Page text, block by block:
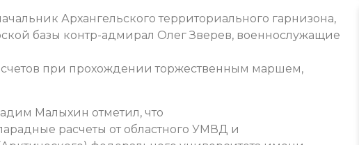
Архангельского территориального гарнизона,
базы контр-адмирал Олег Зверев, военнослужащие
при прохождении торжественным маршем,
Малыхин отметил, что
расчеты от областного УМВД и